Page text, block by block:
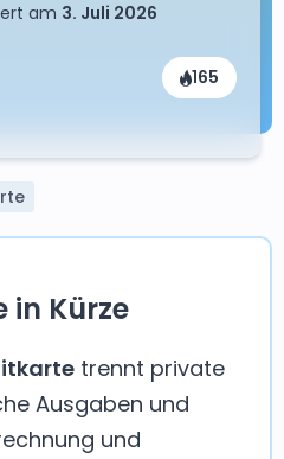
am 3. Juli 2026
165
in Kürze
trennt private
Ausgaben und
und